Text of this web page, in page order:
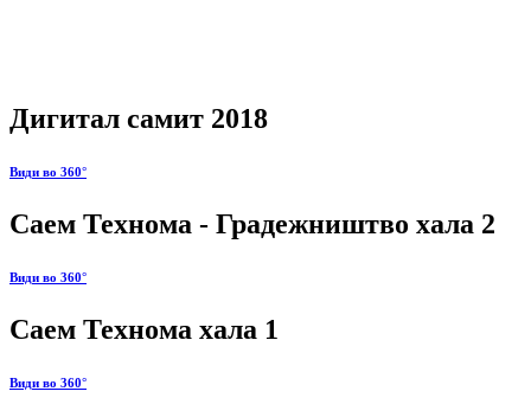
Дигитал самит 2018
Види во 360°
Саем Технома - Градежништво хала 2
Види во 360°
Саем Технома хала 1
Види во 360°